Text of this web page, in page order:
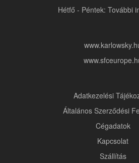
Hétfő - Péntek: További
Adatkezelési
Általános Szerződési
Cégadatok
Kapcsolat
Szállítás